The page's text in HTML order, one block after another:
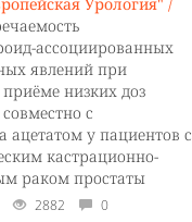
ассоциированных
явлений при
низких доз
с
ацетатом у пациентов с
кастрационно-
раком простаты
2882 0